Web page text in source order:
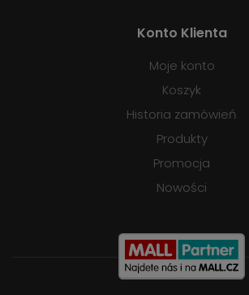
Konto Klienta
Moje konto
Koszyk
Historia zamówień
Produkty
Promocja
Nowości